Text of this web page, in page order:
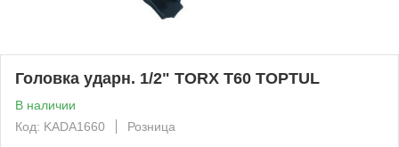
Головка ударн. 1/2" TORX T60 TOPTUL
В наличии
Код: KADA1660
Розница